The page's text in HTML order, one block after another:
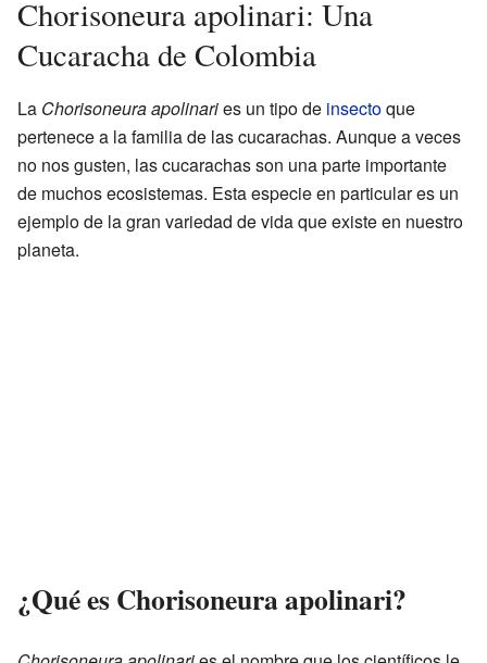
Chorisoneura apolinari: Una
Cucaracha de Colombia
La Chorisoneura apolinaries un tipo de insectoque
pertenece a la familia de las cucarachas. Aunque a veces
no nos gusten, las cucarachas son una parte importante
de muchos ecosistemas. Esta especie en particular es un
ejemplo de la gran variedad de vida que existe en nuestro
planeta.
¿Qué es Chorisoneura apolinari?